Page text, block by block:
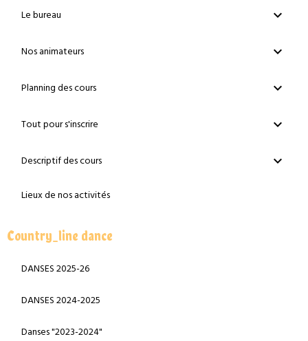
Le bureau
Nos animateurs
Planning des cours
Tout pour s'inscrire
Descriptif des cours
Lieux de nos activités
Country_line dance
DANSES 2025-26
DANSES 2024-2025
Danses "2023-2024"